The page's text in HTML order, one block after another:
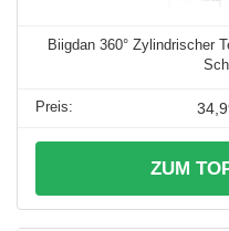
Biigdan 360° Zylindrischer
ZUM